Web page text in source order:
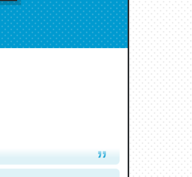
。英語少しでも読める人は原文
Covid hit. Shit.